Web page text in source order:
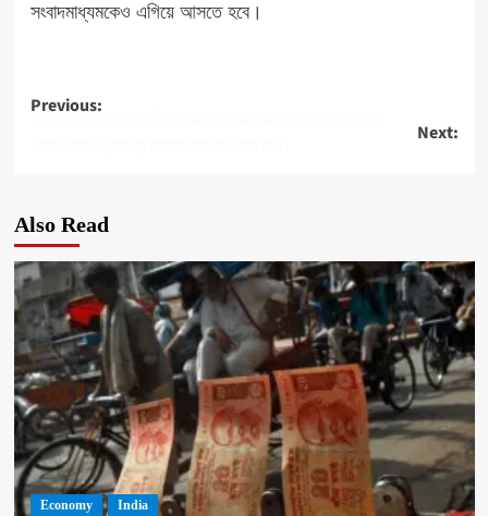
সংবাদমাধ্যমকেও এগিয়ে আসতে হবে।
Post
Previous:
মেজর জেনারেল (অব.) টি এম জোবায়েরের বিরুদ্ধে দুদকে অভিযোগ
Next:
Also Read
Economy India